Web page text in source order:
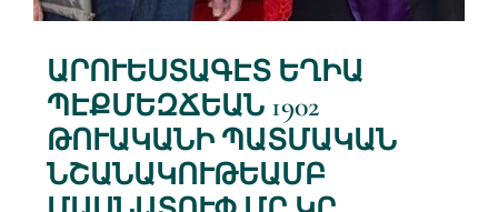
ԱՐՈՒԵՍՏԱԳԷՏ ԵՂԻԱ
ՊԷՔՄԵԶՃԵԱՆ 1902
ԹՈՒԱԿԱՆԻ ՊԱՏՄԱԿԱՆ
ՆՇԱՆԱԿՈՒԹԵԱՄԲ